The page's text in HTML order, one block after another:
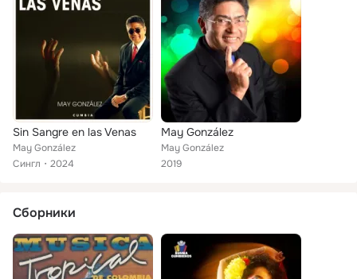
Sin Sangre en las Venas
May González
Сингл
2024
May González
May González
2019
Сборники